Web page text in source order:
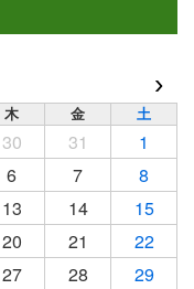
›
木 金 土
30 31
1
6 7
8
13 14
15
20 21
22
27 28
29